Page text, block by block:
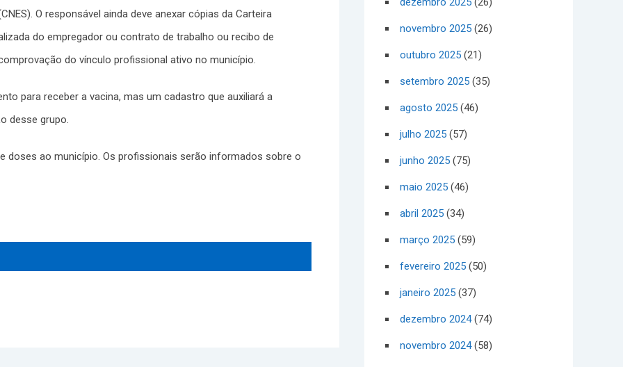
O responsável ainda deve anexar cópias da Carteira
do empregador ou contrato de trabalho ou recibo de
do vínculo profissional ativo no município.
para receber a vacina, mas um cadastro que auxiliará a
desse grupo.
doses ao município. Os profissionais serão informados sobre o
novembro 2025 (26)
outubro 2025 (21)
setembro 2025 (35)
agosto 2025 (46)
julho 2025 (57)
junho 2025 (75)
maio 2025 (46)
abril 2025 (34)
março 2025 (59)
fevereiro 2025 (50)
janeiro 2025 (37)
dezembro 2024(74)
novembro 2024(58)